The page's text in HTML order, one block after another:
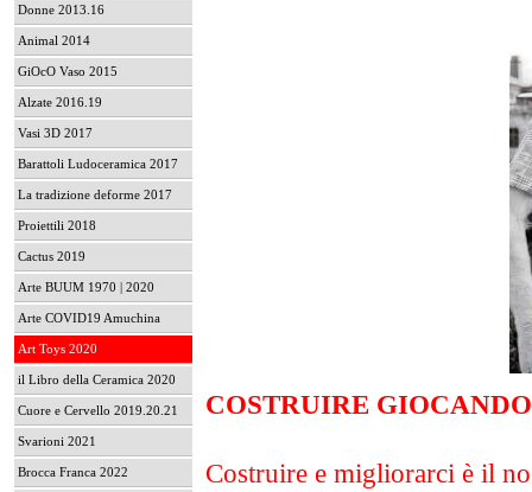
Donne 2013.16
Animal 2014
GiOcO Vaso 2015
Alzate 2016.19
Vasi 3D 2017
Barattoli Ludoceramica 2017
La tradizione deforme 2017
Proiettili 2018
Cactus 2019
Arte BUUM 1970 | 2020
Arte COVID19 Amuchina
Art Toys 2020
il Libro della Ceramica 2020
Cuore e Cervello 2019.20.21
Svarioni 2021
Brocca Franca 2022
COSTRUIRE
Costruire e migliorarci è il